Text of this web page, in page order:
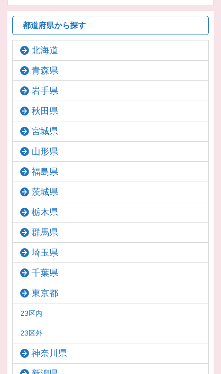
都道府県から探す
北海道
青森県
岩手県
秋田県
宮城県
山形県
福島県
茨城県
栃木県
群馬県
埼玉県
千葉県
東京都
23区内
23区外
神奈川県